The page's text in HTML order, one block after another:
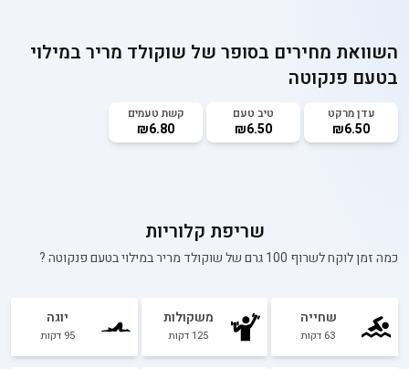
השוואת מחירים בסופר של שוקולד מריר במילוי
בטעם פנקוטה
עדן מרקט
₪6.50
טיב טעם
₪6.50
קשת טעמים
₪6.80
שריפת קלוריות
כמה זמן לוקח לשרוף 100 גרם של שוקולד מריר במילוי בטעם פנקוטה?
שחייה
63 דקות
משקולות
125 דקות
יוגה
95 דקות